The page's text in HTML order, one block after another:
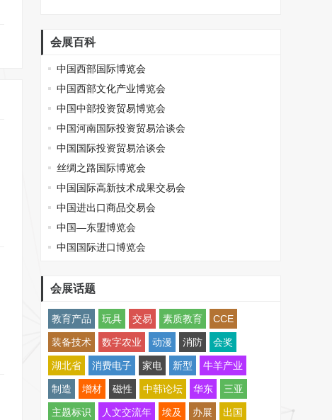
会展百科
中国西部国际博览会
中国西部文化产业博览会
中国中部投资贸易博览会
中国河南国际投资贸易洽谈会
中国国际投资贸易洽谈会
丝绸之路国际博览会
中国国际高新技术成果交易会
中国进出口商品交易会
中国—东盟博览会
中国国际进口博览会
会展话题
教育产品 玩具 交易 素质教育 CCE
装备技术 数字农业 动漫 消防 会奖
湖北省 消费电子 家电 新型 牛羊产业
制造 增材 磁性 中韩论坛 华东 三亚
主题标识 人文交流年 埃及 办展 出国